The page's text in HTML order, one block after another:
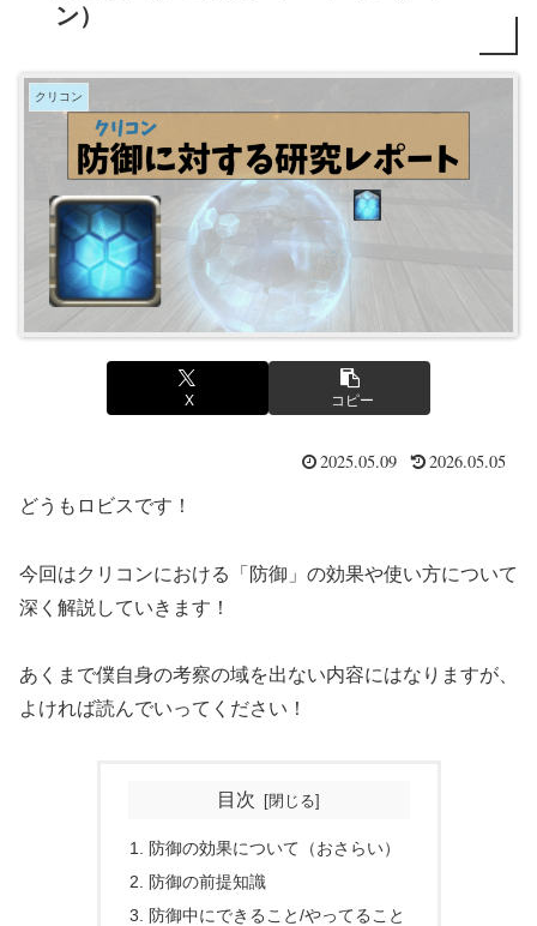
ン）
クリコン
X コピー
2025.05.09 2026.05.05
どうもロビスです！
今回はクリコンにおける「防御」の効果や使い方について
深く解説していきます！
あくまで僕自身の考察の域を出ない内容にはなりますが、
よければ読んでいってください！
目次
防御の効果について（おさらい）
防御の前提知識
防御中にできること/やってること